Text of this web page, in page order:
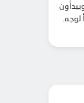
من صديق عزيز، ويبدأون
البعض وجهاً لوجه.